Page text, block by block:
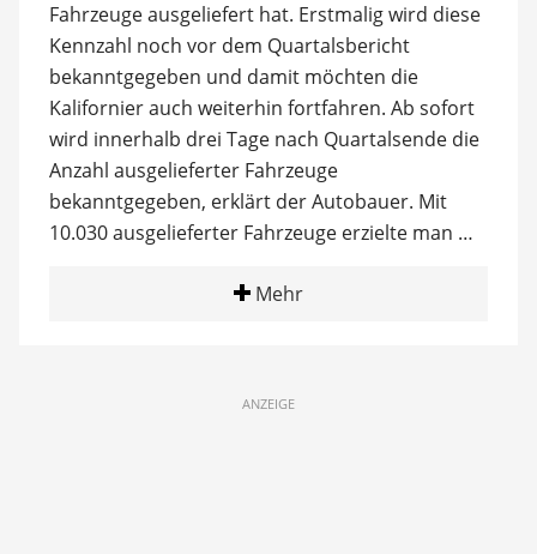
Fahrzeuge ausgeliefert hat. Erstmalig wird diese
Kennzahl noch vor dem Quartalsbericht
bekanntgegeben und damit möchten die
Kalifornier auch weiterhin fortfahren. Ab sofort
wird innerhalb drei Tage nach Quartalsende die
Anzahl ausgelieferter Fahrzeuge
bekanntgegeben, erklärt der Autobauer. Mit
10.030 ausgelieferter Fahrzeuge erzielte man …
Mehr
ANZEIGE